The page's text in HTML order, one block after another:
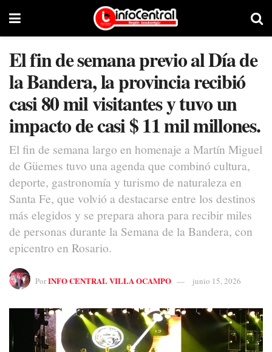
El fin de semana previo al Día de
la Bandera, la provincia recibió
casi 80 mil visitantes y tuvo un
impacto de casi $ 11 mil millones.
El fin de semana largo en homenaje a Martín Miguel
de Güemes tuvo una agenda que combinó cultura,
deporte, gastronomía y turismo de naturaleza en
Santa Fe, que volvió a destacarse entre los destinos
más elegidos y se prepara ahora para recibir miles
de personas durante la Semana de la Bandera, con
epicentro en Rosario.
PorINFO CENTRAL VILLA OCAMPO junio 15, 2026